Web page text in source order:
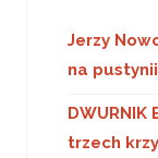
Jerzy
na
DWURNIK
trzech